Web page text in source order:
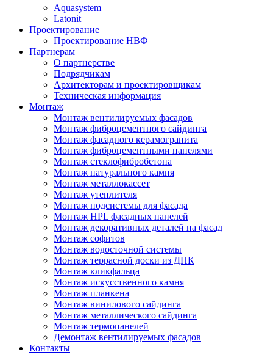
Aquasystem
Latonit
Проектирование
Проектирование НВФ
Партнерам
О партнерстве
Подрядчикам
Архитекторам и проектировщикам
Техническая информация
Монтаж
Монтаж вентилируемых фасадов
Монтаж фиброцементного сайдинга
Монтаж фасадного керамогранита
Монтаж фиброцементными панелями
Монтаж стеклофибробетона
Монтаж натурального камня
Монтаж металлокассет
Монтаж утеплителя
Монтаж подсистемы для фасада
Монтаж HPL фасадных панелей
Монтаж декоративных деталей на фасад
Монтаж софитов
Монтаж водосточной системы
Монтаж террасной доски из ДПК
Монтаж кликфальца
Монтаж искусственного камня
Монтаж планкена
Монтаж винилового сайдинга
Монтаж металлического сайдинга
Монтаж термопанелей
Демонтаж вентилируемых фасадов
Контакты